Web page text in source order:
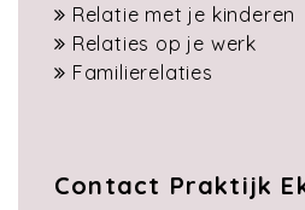
Relatie met je kinderen
Relaties op je werk
Familierelaties
Contact Praktijk